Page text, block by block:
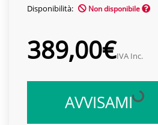
Disponibilità:
Non disponibile
389,00€IVA Inc.
AVVISAMI